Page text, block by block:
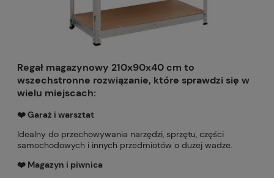
Regał magazynowy 210x90x40 cm to
wszechstronne rozwiązanie, które sprawdzi się w
wielu miejscach:
❤️ Garaż i warsztat
Idealny do przechowywania narzędzi, sprzętu, części
samochodowych i innych przedmiotów o dużej wadze.
❤️ Magazyn i piwnica